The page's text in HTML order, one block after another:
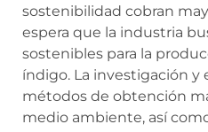
sostenibilidad cobran
espera que la industria
sostenibles para la
índigo. La investigación y
métodos de obtención
medio ambiente, así